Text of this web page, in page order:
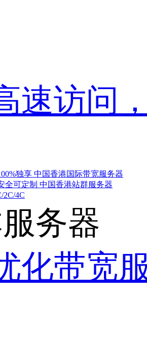
速访问
独享 中国香港国际带宽服务器
全可定制 中国香港站群服务器
2C/4C
务器
化带宽